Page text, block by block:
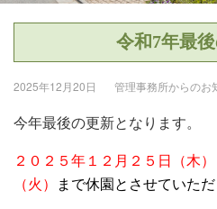
令和7年最
2025年12月20日 管理事務所からのお
今年最後の更新となります。
２０２５年１２月２５日（木
（火） まで休園とさせていただ